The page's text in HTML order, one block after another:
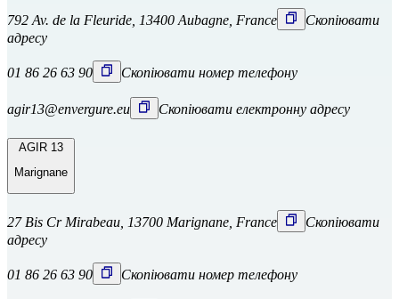
792 Av. de la Fleuride, 13400 Aubagne, France
Скопіювати
адресу
01 86 26 63 90 Скопіювати номер телефону
agir13@envergure.eu Скопіювати електронну адресу
AGIR 13
Marignane
27 Bis Cr Mirabeau, 13700 Marignane, France
Скопіювати
адресу
01 86 26 63 90 Скопіювати номер телефону